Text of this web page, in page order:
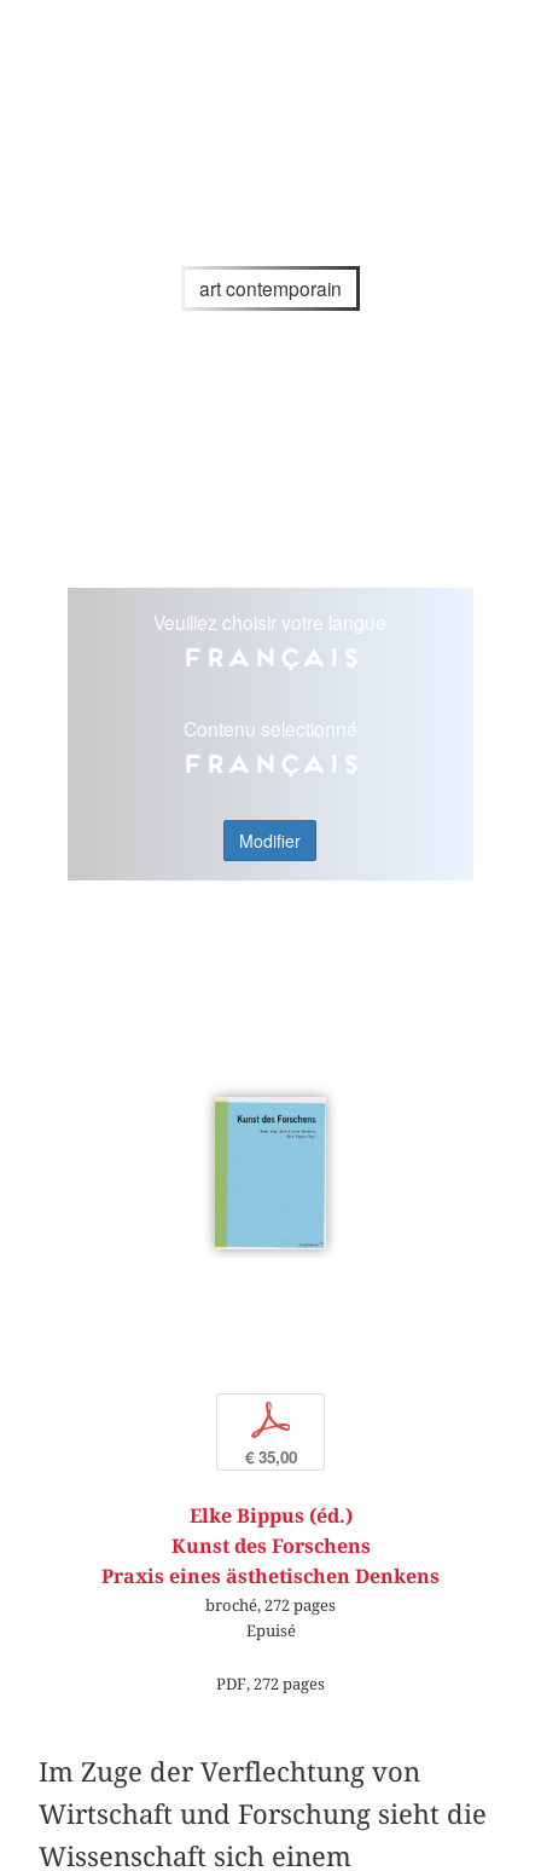
art contemporain
Veuillez choisir votre langue
Français
Contenu selectionné
Français
Modifier
p
€ 35,00
Elke Bippus (éd.)
Kunst des Forschens
Praxis eines ästhetischen Denkens
broché, 272 pages
Epuisé
PDF, 272 pages
Im Zuge der Verflechtung von
Wirtschaft und Forschung sieht die
Wissenschaft sich einem